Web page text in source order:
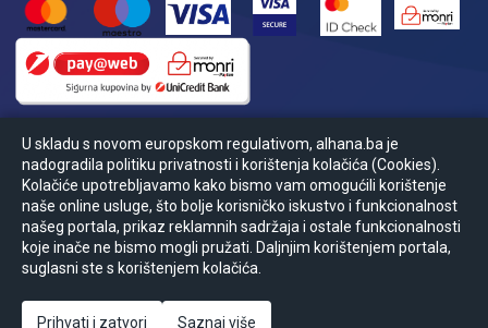
© Powered by2026 Ansoft
Zapratite nas :
U skladu s novom europskom regulativom, alhana.ba je
nadogradila politiku privatnosti i korištenja kolačića (Cookies).
Kolačiće upotrebljavamo kako bismo vam omogućili korištenje
naše online usluge, što bolje korisničko iskustvo i funkcionalnost
našeg portala, prikaz reklamnih sadržaja i ostale funkcionalnosti
koje inače ne bismo mogli pružati. Daljnjim korištenjem portala,
suglasni ste s korištenjem kolačića.
Prihvati i zatvori Saznaj više